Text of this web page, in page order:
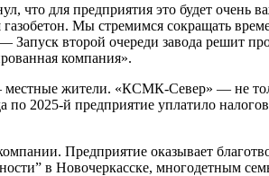
для предприятия это будет очень
Мы стремимся сокращать
второй очереди завода решит
компания».
местные жители. «КСМК-Север» — не
по 2025-й предприятие уплатило
Предприятие оказывает
в Новочеркасске, многодетным